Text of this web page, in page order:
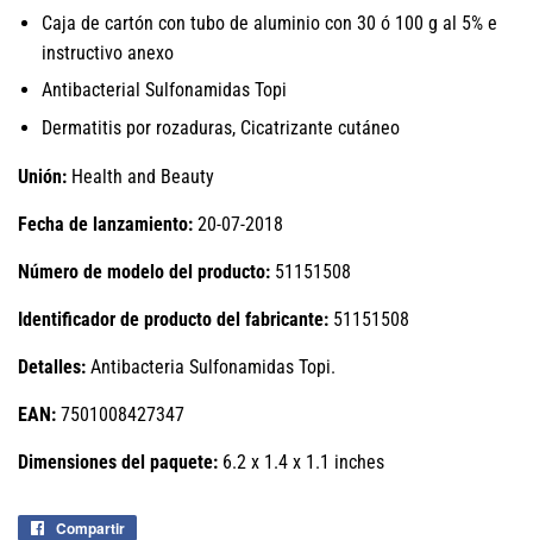
Caja de cartón con tubo de aluminio con 30 ó 100 g al 5% e
instructivo anexo
Antibacterial Sulfonamidas Topi
Dermatitis por rozaduras, Cicatrizante cutáneo
Unión: Health and Beauty
Fecha de lanzamiento: 20-07-2018
Número de modelo del producto: 51151508
Identificador de producto del fabricante: 51151508
Detalles: Antibacteria Sulfonamidas Topi.
EAN: 7501008427347
Dimensiones del paquete: 6.2 x 1.4 x 1.1 inches
Compartir